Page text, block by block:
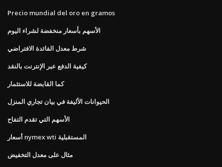
Precio mundial del oro en gramos
الأسهم بأسعار منخفضة لشراء اليوم
شرط معدل الفائدة الافتراضي
كيفية الدفع عبر الإنترنت بالنقد
كما القابضة للاستثمار
الحيوانات الأليفة في بيان تجاري المنزل
الأسهم التي تقدم التفاح
أسعار nymex wti المستقبلية
مثال على معدل التخفيض